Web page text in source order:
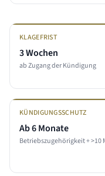
KLAGEFRIST
3 Wochen
ab Zugang der Kündigung
KÜNDIGUNGSSCHUTZ
Ab 6 Monate
Betriebszugehörigkeit + >10